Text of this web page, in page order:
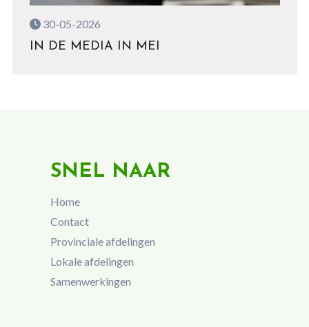
30-05-2026
IN DE MEDIA IN MEI
SNEL NAAR
Home
Contact
Provinciale afdelingen
Lokale afdelingen
Samenwerkingen